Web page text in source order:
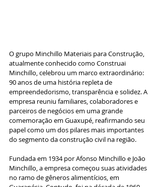
O grupo Minchillo Materiais para Construção,
atualmente conhecido como Construai
Minchillo, celebrou um marco extraordinário:
90 anos de uma história repleta de
empreendedorismo, transparência e solidez. A
empresa reuniu familiares, colaboradores e
parceiros de negócios em uma grande
comemoração em Guaxupé, reafirmando seu
papel como um dos pilares mais importantes
do segmento da construção civil na região.
Fundada em 1934 por Afonso Minchillo e João
Minchillo, a empresa começou suas atividades
no ramo de gêneros alimentícios, em